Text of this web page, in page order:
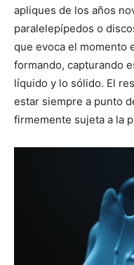
apliques de los años
paralelepípedos o
que evoca el momento
formando, capturando
líquido y lo sólido. El
estar siempre a punto
firmemente sujeta a la